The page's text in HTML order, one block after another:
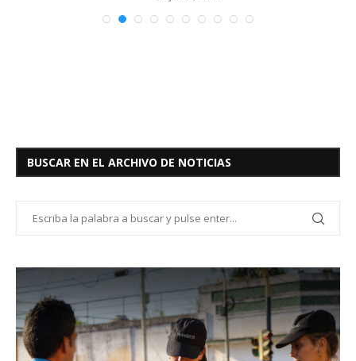
BUSCAR EN EL ARCHIVO DE NOTICIAS